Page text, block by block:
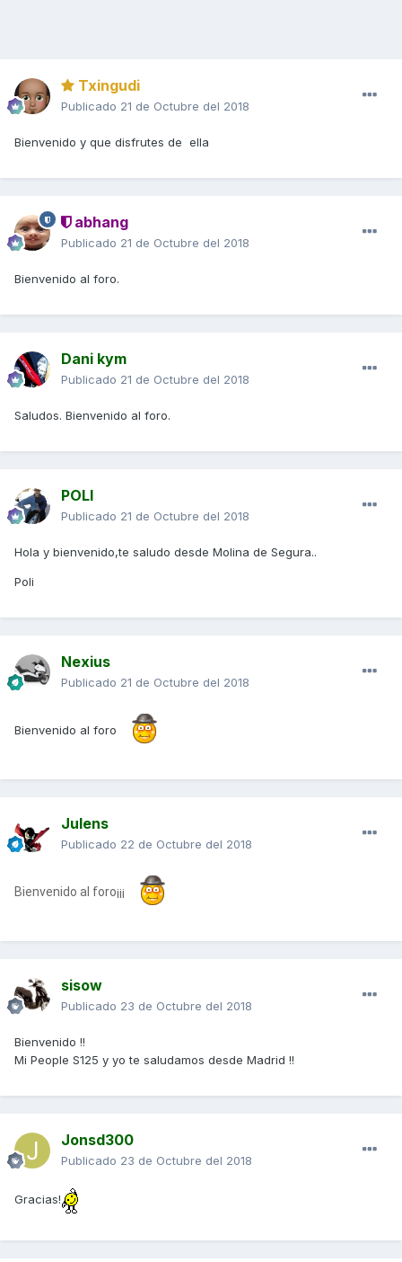
Txingudi
Publicado 21 de Octubre del 2018
Bienvenido y que disfrutes de ella
abhang
Publicado 21 de Octubre del 2018
Bienvenido al foro.
Dani kym
Publicado 21 de Octubre del 2018
Saludos. Bienvenido al foro.
POLI
Publicado 21 de Octubre del 2018
Hola y bienvenido,te saludo desde Molina de Segura..
Poli
Nexius
Publicado 21 de Octubre del 2018
Bienvenido al foro
Julens
Publicado 22 de Octubre del 2018
Bienvenido al foro¡¡¡
sisow
Publicado 23 de Octubre del 2018
Bienvenido !!
Mi People S125 y yo te saludamos desde Madrid !!
Jonsd300
Publicado 23 de Octubre del 2018
Gracias!